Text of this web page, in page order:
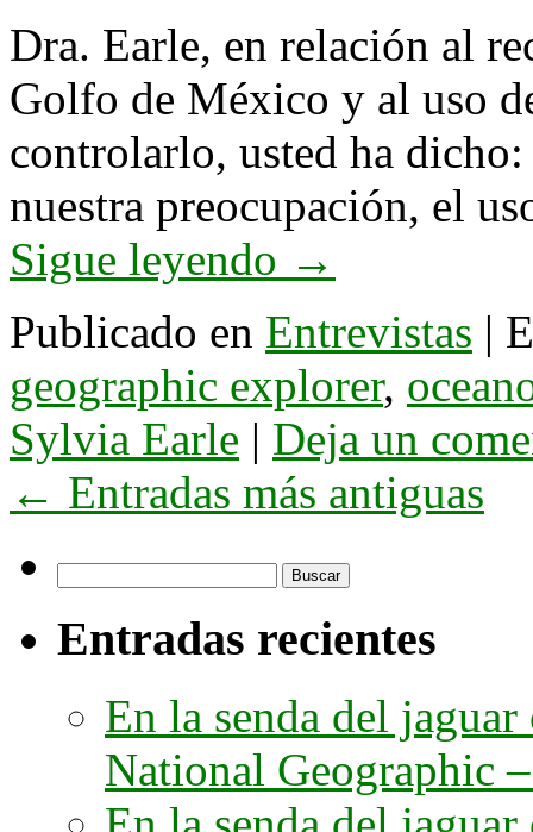
Dra. Earle, en relación al
Golfo de México y al uso
controlarlo, usted ha
nuestra preocupación, el
Sigue leyendo →
Publicado en Entrevistas |
geographic explorer,
Sylvia Earle | Deja un
← Entradas más antiguas
Entradas recientes
En la senda del
National Geographic